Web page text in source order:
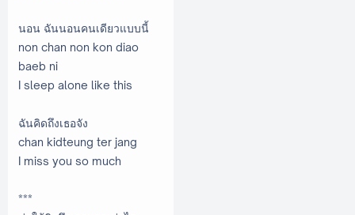
นอน ฉันนอนคนเดียวแบบนี้
non chan non kon diao
baeb ni
I sleep alone like this
ฉันคิดถึงเธอจัง
chan kidteung ter jang
I miss you so much
***